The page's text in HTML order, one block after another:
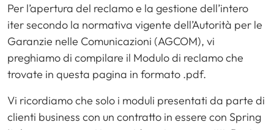
Per l’apertura del reclamo e la gestione dell’intero
iter secondo la normativa vigente dell’Autorità per le
Garanzie nelle Comunicazioni (AGCOM), vi
preghiamo di compilare il Modulo di reclamo che
trovate in questa pagina in formato .pdf.
Vi ricordiamo che solo i moduli presentati da parte di
clienti business con un contratto in essere con Spring